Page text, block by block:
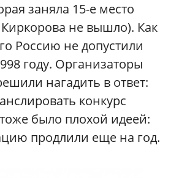
заняла 15-е место
Киркорова не вышло). Как
Россию не допустили
году. Организаторы
нагадить в ответ:
конкурс
было плохой идеей:
продлили еще на год.